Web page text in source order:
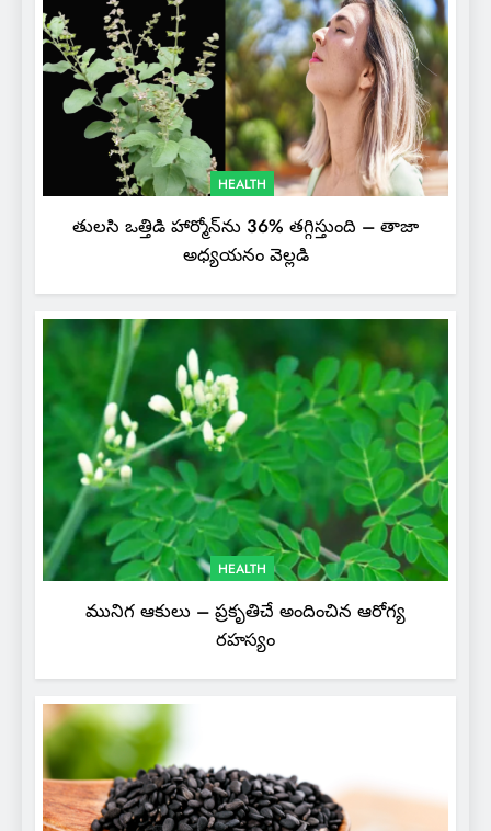
HEALTH
తులసి ఒత్తిడి హార్మోన్‌ను 36% తగ్గిస్తుంది – తాజా
అధ్యయనం వెల్లడి
HEALTH
మునిగ ఆకులు – ప్రకృతిచే అందించిన ఆరోగ్య
రహస్యం